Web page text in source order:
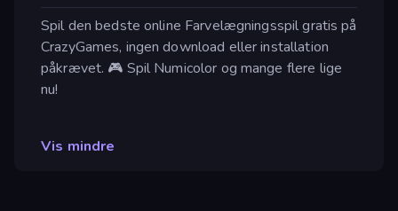
Spil den bedste online Farvelægningsspil gratis på
CrazyGames, ingen download eller installation
påkrævet. 🎮 Spil Numicolor og mange flere lige
nu!
Vis mindre